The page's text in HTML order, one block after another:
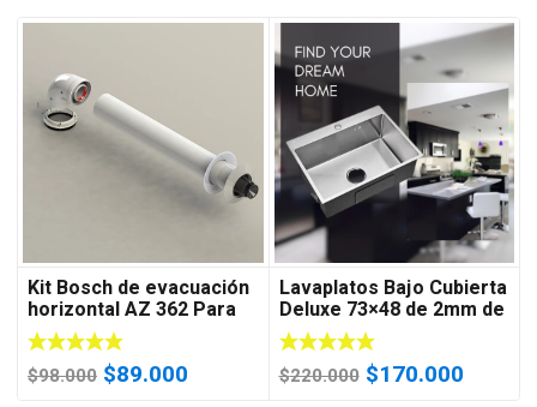
Kit Bosch de evacuación
horizontal AZ 362 Para
Cal 18C 24C 28C 35C
$98.000 El
$89.000
Lavaplatos Bajo Cubierta
Deluxe 73×48 de 2mm de
Espesor Acero
Inoxidable
$220.000 El
$170.000El